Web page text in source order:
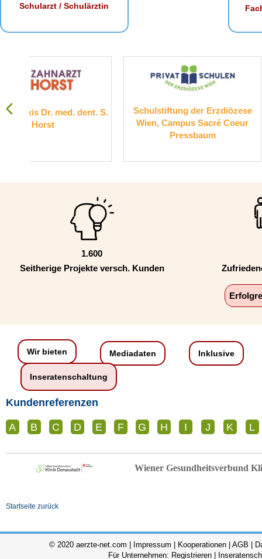
Schularzt / Schulärztin
S.
Schulstiftung der Erzdiözese
Wien, Campus Sacré Coeur
Suchthilfe
1.600
Seitherige Projekte versch. Kunden
Wir bieten Mediadaten Inklusive
Inseratenschaltung
Kundenreferenzen
A B C D E F G H I J K L
Wiener Gesundheitsverbund
Startseite zurück
© 2020 aerzte-net.com | Impressum Kooperationen AGB
Für Unternehmen: Registrieren